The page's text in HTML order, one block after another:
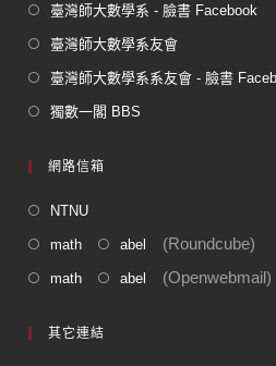
臺灣師大數學系 - 臉書 Facebook
臺灣師大數學系友會
臺灣師大數學系系友會 - 臉書
獨數一閣 BBS
網路信箱
NTNU
math abel (Roundcube)
math abel (Openwebmail)
其它連結